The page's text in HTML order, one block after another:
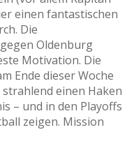
einen fantastischen
Die
Oldenburg
Motivation. Die
Ende dieser Woche
einen Haken
– und in den Playoffs
zeigen. Mission